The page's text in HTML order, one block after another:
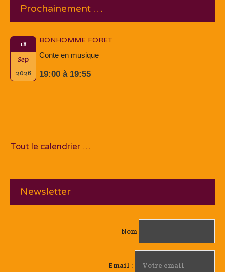
Prochainement …
18
Sep
2026
BONHOMME FORET
Conte en musique
19:00 à 19:55
Tout le calendrier …
Newsletter
Nom
Email :